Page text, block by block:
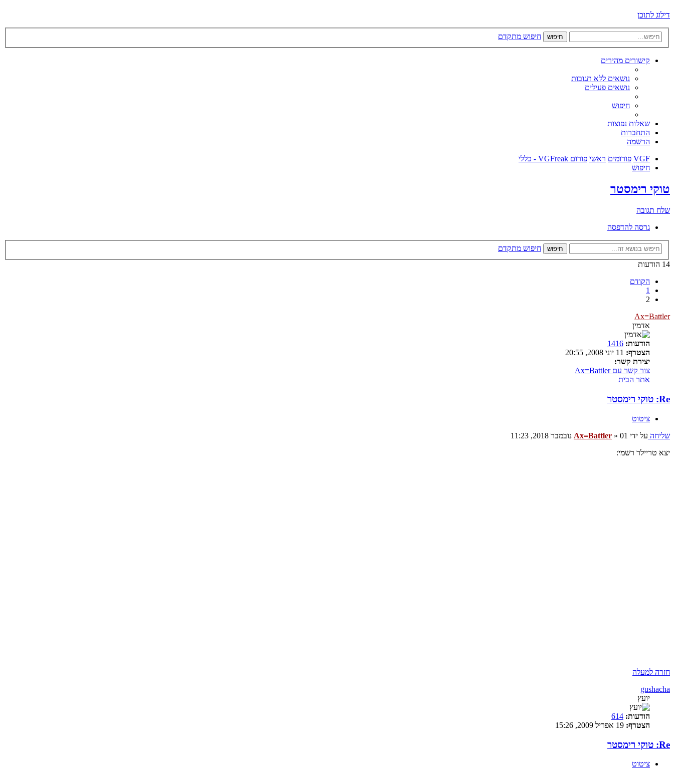
דילוג לתוכן
חיפוש חיפוש מתקדם
קישורים מהירים
נושאים ללא תגובות
נושאים פעילים
חיפוש
שאלות נפוצות
התחברות
הרשמה
VGF פורומים ראשי פורום VGFreak - כללי
חיפוש
טוקי רימסטר
שלח תגובה
גרסה להדפסה
חיפוש
חיפוש מתקדם
14 הודעות
הקודם
1
2
Ax=Battler
אדמין
הודעות: 1416
הצטרף:
יצירת קשר:
צור קשר עם Ax=Battler
אתר הבית
Re: טוקי רימסטר
ציטוט
שליחה על ידי Ax=Battler » 01 נובמבר 2018, 11:23
יצא טריילר רשמי:
חזרה למעלה
gushacha
יועץ
הודעות: 614
הצטרף:
Re: טוקי רימסטר
ציטוט